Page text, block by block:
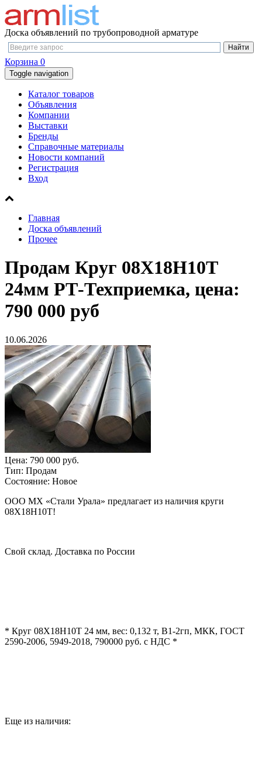
Доска объявлений по трубопроводной арматуре
Корзина 0
Toggle navigation
Каталог товаров
Объявления
Компании
Выставки
Бренды
Справочные материалы
Новости компаний
Регистрация
Вход
Главная
Доска объявлений
Прочее
Продам Круг 08Х18Н10Т
24мм РТ-Техприемка, цена:
790 000 руб
10.06.2026
Цена: 790 000 руб.
Тип: Продам
Состояние: Новое
ООО МХ «Стали Урала» предлагает из наличия круги
08Х18Н10Т!
Свой склад. Доставка по России
* Круг 08Х18Н10Т 24 мм, вес: 0,132 т, В1-2гп, МКК, ГОСТ
2590-2006, 5949-2018, 790000 руб. с НДС *
Еще из наличия: